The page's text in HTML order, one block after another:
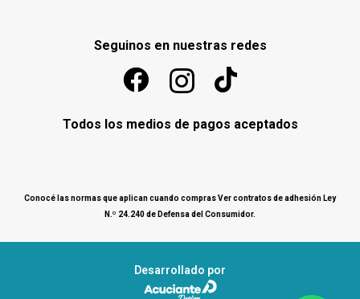
Seguinos en nuestras redes
Todos los medios de pagos aceptados
Conocé las normas que aplican cuando comprasVer contratos de adhesión Ley
N.º 24.240 de Defensa del Consumidor.
Desarrollado por